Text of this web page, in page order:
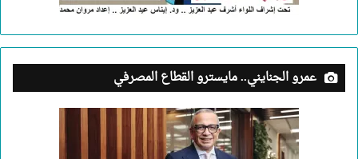
عمرو الجنايني.. مايسترو القطاع المصرفي